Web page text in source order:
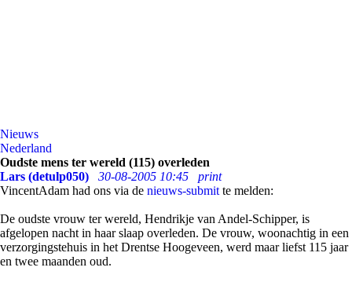
Nieuws
Nederland
Oudste mens ter wereld (115) overleden
Lars (detulp050)
30-08-2005 10:45
print
VincentAdam had ons via de nieuws-submit te melden:
De oudste vrouw ter wereld, Hendrikje van Andel-Schipper, is
afgelopen nacht in haar slaap overleden. De vrouw, woonachtig in een
verzorgingstehuis in het Drentse Hoogeveen, werd maar liefst 115 jaar
en twee maanden oud.